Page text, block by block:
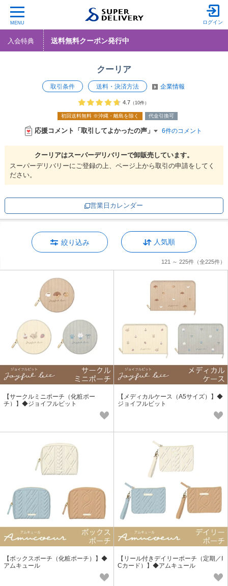
MENU ログイン
入会特典 送料無料クーポン発行中
クーリア
取引条件 送料・決済方法 企業情報
初回送料無料 ※沖縄・離島を除く 代金引換可
4.7 （10件）
応援コメント「取引してよかったの声」 6件のコメント
クーリアはスーパーデリバリーで卸販売しています。
スーパーデリバリーにご登録の上、ページ上から取引の申請をしてく
ださい。
営業日カレンダー
絞り込み 人気順
121 ～ 225件 （全225件）
【サークルミニポーチ（化粧ポー
チ）】◆ジョイフルビット
【メディカルケース（A5サイズ）】◆
ジョイフルビット
【ボックスポーチ（化粧ポーチ）】◆
アムキュール
【リール付きデイリーポーチ（定期／I
Cカード）】◆アムキュール